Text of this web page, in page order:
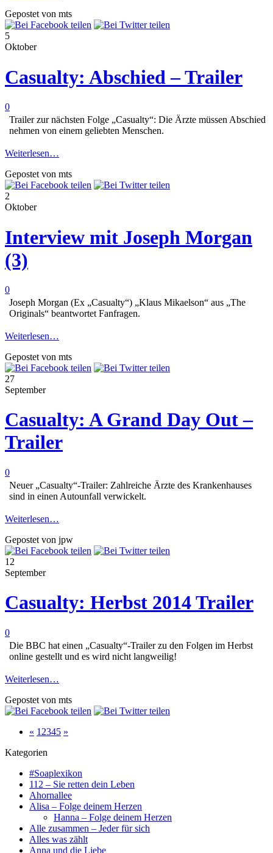
Gepostet von mts
5
Oktober
Casualty: Abschied – Trailer
0
Trailer zur nächsten Folge „Casualty“: Die Ärzte müssen Abschied
nehmen von einem geliebten Menschen.
Weiterlesen…
Gepostet von mts
2
Oktober
Interview mit Joseph Morgan
(3)
0
Joseph Morgan (Ex „Casualty“) „Klaus Mikaelson“ aus „The
Originals“ beantwortet Fanfragen.
Weiterlesen…
Gepostet von mts
27
September
Casualty: A Grand Day Out –
Trailer
0
Neuer „Casualty“-Trailer: Zahlreiche Ärzte des Krankenhauses
sind in einen Autounfall verwickelt.
Weiterlesen…
Gepostet von jpw
12
September
Casualty: Herbst 2014 Trailer
0
Die BBC hat einen „Casualty“-Trailer zu den Folgen im Herbst
online gestellt und es wird nicht langweilig!
Weiterlesen…
Gepostet von mts
« 1 2345 »
Kategorien
#Soaplexikon
112 – Sie retten dein Leben
Ahornallee
Alisa – Folge deinem Herzen
Hanna – Folge deinem Herzen
Alle zusammen – Jeder für sich
Alles was zählt
Anna und die Liebe